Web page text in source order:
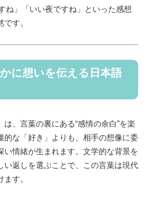
ね」「いい夜ですね」といった感想
す。
に想いを伝える日本語
は、言葉の裏にある“感情の余白”を楽
的な「好き」よりも、相手の想像に委
い情緒が生まれます。文学的な背景を
い返しを選ぶことで、この言葉は現代
す。